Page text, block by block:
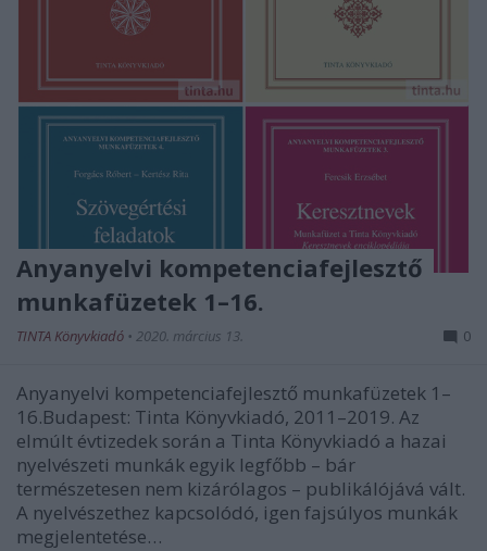
Anyanyelvi kompetenciafejlesztő
munkafüzetek 1–16.
TINTA Könyvkiadó • 2020. március 13. 0
Anyanyelvi kompetenciafejlesztő munkafüzetek 1–
16.Budapest: Tinta Könyvkiadó, 2011–2019. Az
elmúlt évtizedek során a Tinta Könyvkiadó a hazai
nyelvészeti munkák egyik legfőbb – bár
természetesen nem kizárólagos – publikálójává vált.
A nyelvészethez kapcsolódó, igen fajsúlyos munkák
megjelentetése…